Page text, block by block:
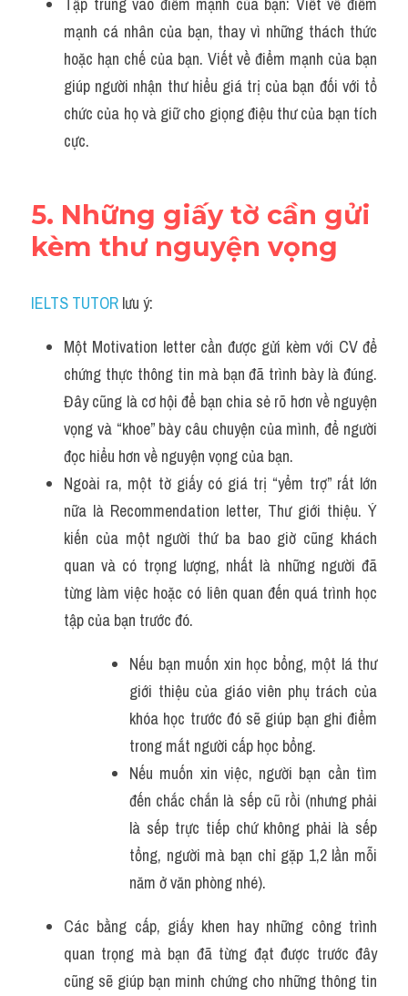
mạnh cá nhân của bạn, thay vì những thách thức
hoặc hạn chế của bạn. Viết về điểm mạnh của bạn
giúp người nhận thư hiểu giá trị của bạn đối với tổ
chức của họ và giữ cho giọng điệu thư của bạn tích
cực.
5. Những giấy tờ cần gửi
kèm thư nguyện vọng
IELTS TUTOR lưu ý:
Một Motivation letter cần được gửi kèm với CV để
chứng thực thông tin mà bạn đã trình bày là đúng.
Đây cũng là cơ hội để bạn chia sẻ rõ hơn về nguyện
vọng và “khoe” bày câu chuyện của mình, để người
đọc hiểu hơn về nguyện vọng của bạn.
Ngoài ra, một tờ giấy có giá trị “yểm trợ” rất lớn
nữa là Recommendation letter, Thư giới thiệu. Ý
kiến của một người thứ ba bao giờ cũng khách
quan và có trọng lượng, nhất là những người đã
từng làm việc hoặc có liên quan đến quá trình học
tập của bạn trước đó.
Nếu bạn muốn xin học bổng, một lá thư
giới thiệu của giáo viên phụ trách của
khóa học trước đó sẽ giúp bạn ghi điểm
trong mắt người cấp học bổng.
Nếu muốn xin việc, người bạn cần tìm
đến chắc chắn là sếp cũ rồi (nhưng phải
là sếp trực tiếp chứ không phải là sếp
tổng, người mà bạn chỉ gặp 1,2 lần mỗi
năm ở văn phòng nhé).
Các bằng cấp, giấy khen hay những công trình
quan trọng mà bạn đã từng đạt được trước đây
cũng sẽ giúp bạn minh chứng cho những thông tin